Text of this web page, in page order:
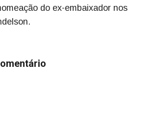
do ex-embaixador nos